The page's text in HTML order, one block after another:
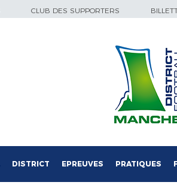
CLUB DES SUPPORTERS
DISTRICT EPREUVES PRATIQUES